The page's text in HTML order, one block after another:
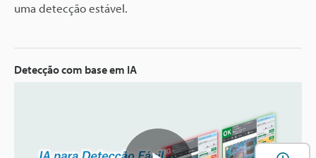
uma detecção estável.
Detecção com base em IA